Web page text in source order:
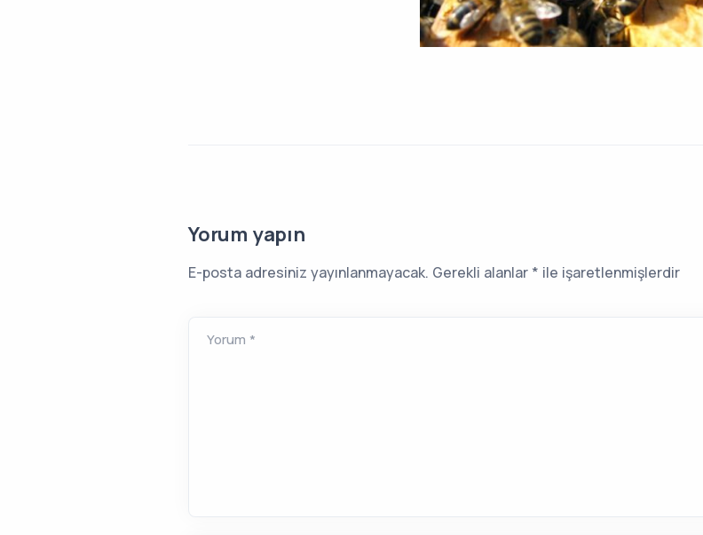
Yorum yapın
E-posta adresiniz yayınlanmayacak. Gerekli alanlar * ile işaretlenmişlerdir
Yorum *